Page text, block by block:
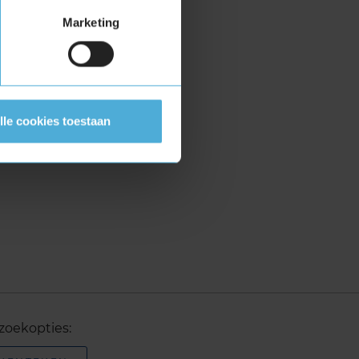
Marketing
cookies toestaan